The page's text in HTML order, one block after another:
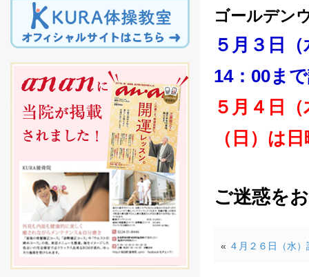
ゴールデン
５月３日
14：00ま
５月４日
（日）は
ご迷惑を
« ４月２６日（水